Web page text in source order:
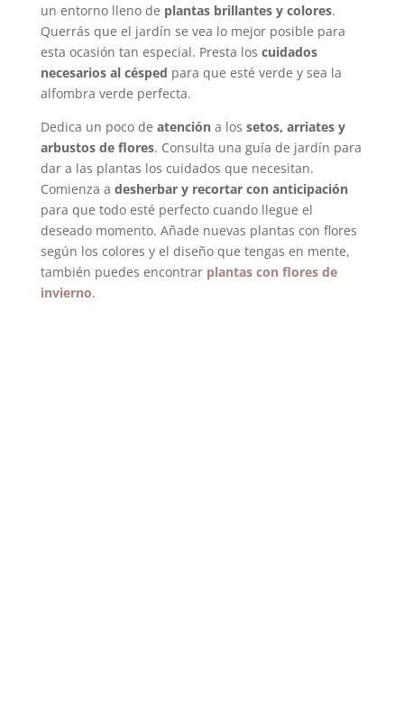
un entorno lleno de plantas brillantes y colores.
Querrás que el jardín se vea lo mejor posible para
esta ocasión tan especial. Presta los cuidados
necesarios al césped para que esté verde y sea la
alfombra verde perfecta.
Dedica un poco de atención a los setos, arriates y
arbustos de flores. Consulta una guía de jardín para
dar a las plantas los cuidados que necesitan.
Comienza a desherbar y recortar con anticipación
para que todo esté perfecto cuando llegue el
deseado momento. Añade nuevas plantas con flores
según los colores y el diseño que tengas en mente,
también puedes encontrar plantas con flores de
invierno.